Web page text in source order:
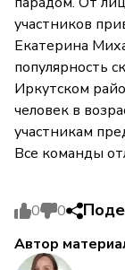
участников
Екатерина
популярность
Иркутском
человек в
участникам
Все команды
0 0
Автор